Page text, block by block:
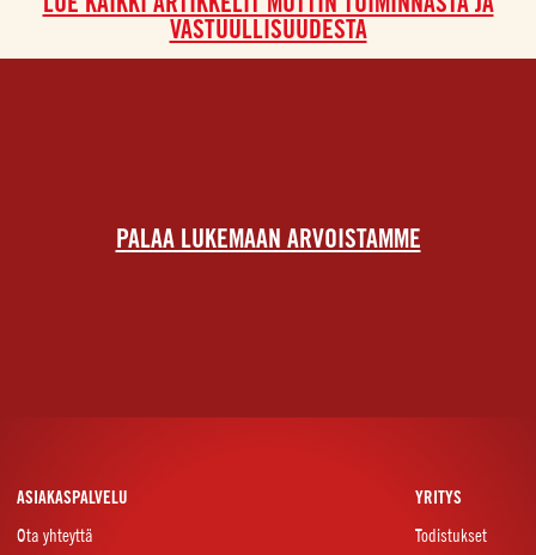
VASTUULLISUUDESTA
PALAA LUKEMAAN ARVOISTAMME
ASIAKASPALVELU
Ota yhteyttä
YRITYS
Todistukset